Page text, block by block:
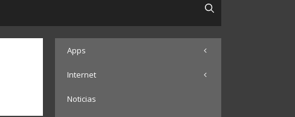
Apps
Internet
Noticias